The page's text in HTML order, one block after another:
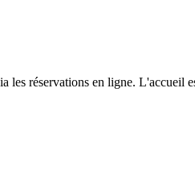
réservations en ligne.